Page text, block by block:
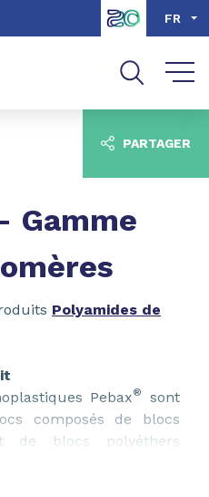
FR
Gamme
Polyamides de
Pebax®
sont
composés de blocs
de blocs polyéthers
de spécialité offrent
PARTAGER